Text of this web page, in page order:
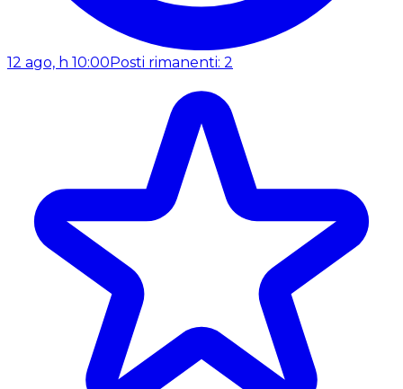
12 ago, h 10:00 Posti rimanenti: 2